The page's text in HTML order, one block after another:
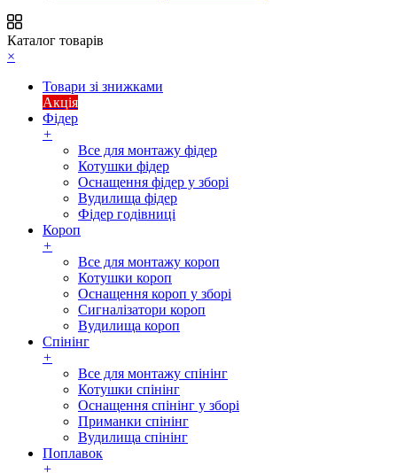
Каталог товарів
×
Товари зі знижками
Акція
Фідер
+
Все для монтажу фідер
Котушки фідер
Оснащення фідер у зборі
Вудилища фідер
Фідер годівниці
Короп
+
Все для монтажу короп
Котушки короп
Оснащення короп у зборі
Сигналізатори короп
Вудилища короп
Спінінг
+
Все для монтажу спінінг
Котушки спінінг
Оснащення спінінг у зборі
Приманки спінінг
Вудилища спінінг
Поплавок
+